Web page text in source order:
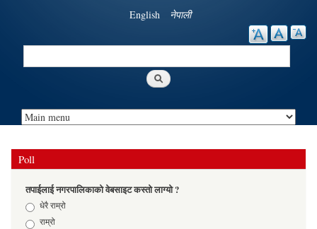
English नेपाली
Search
Poll
तपाईलाई नगरपालिकाको वेबसाइट कस्तो लाग्यो ?
Choicesधेरै राम्रो
राम्रो